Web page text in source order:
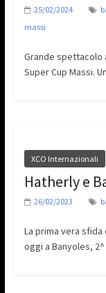
25/02/2024
massi
Grande spettacolo
Super Cup Massi.
XCO Internazionali
Hatherly e
26/02/2023
La prima vera sfida
oggi a Banyoles,